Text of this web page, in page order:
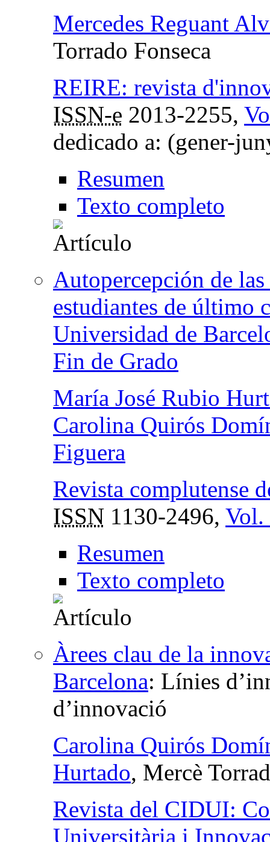
Mercedes Reguant
Torrado Fonseca
REIRE: revista
ISSN-e 2013-2255,
dedicado a: (gener-
Resumen
Texto completo
Autopercepción de
estudiantes de último
Universidad de
Fin de Grado
María José Rubio
Carolina Quirós
Figuera
Revista complutense
ISSN 1130-2496, Vol.
Resumen
Texto completo
Àrees clau de la
Barcelona: Línies
d’innovació
Carolina Quirós
Hurtado, Mercè
Revista del CIDUI:
Universitària i